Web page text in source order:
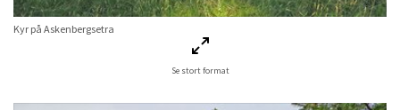
Kyr på Askenbergsetra
Se stort format